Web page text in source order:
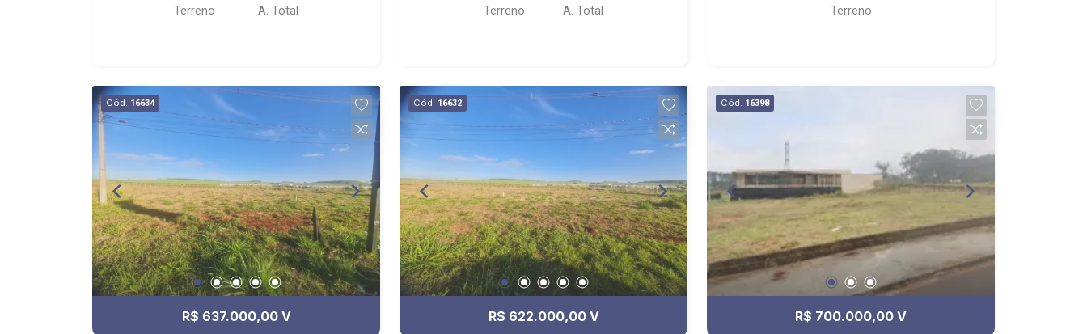
Terreno A. Total Terreno A. Total Terreno
Cód. 16634
R$ 637.000,00 V
Cód. 16632
R$ 622.000,00 V
Cód. 16398
R$ 700.000,00 V